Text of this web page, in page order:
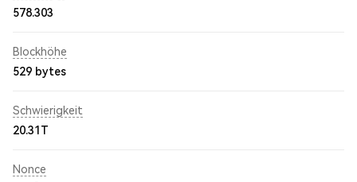
578.303
Blockhöhe
529 bytes
Schwierigkeit
20.31T
Nonce